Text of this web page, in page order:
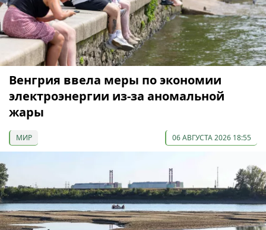
Венгрия ввела меры по экономии
электроэнергии из-за аномальной
жары
МИР 06 АВГУСТА 2026 18:55